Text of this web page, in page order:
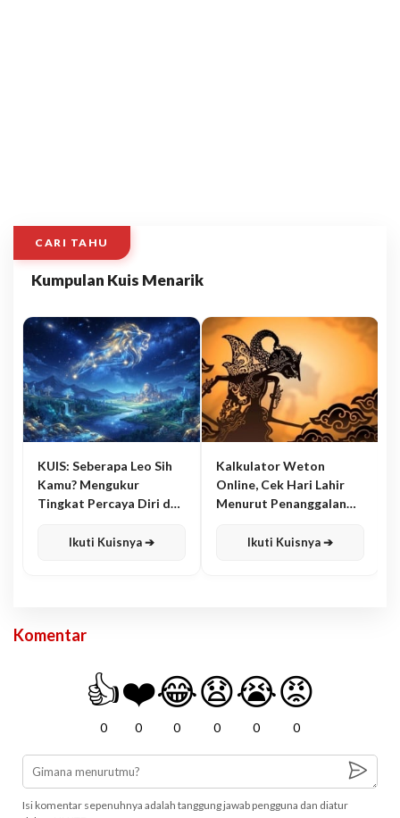
CARI TAHU
Kumpulan Kuis Menarik
KUIS: Seberapa Leo Sih
Kamu? Mengukur
Tingkat Percaya Diri dan
Ikuti Kuisnya ➔
Kalkulator Weton
Online, Cek Hari Lahir
Menurut Penanggalan
Ikuti Kuisnya ➔
Komentar
👍
0
❤️
0
😂
0
😧
0
😭
0
😡
0
Isi komentar sepenuhnya adalah tanggung jawab pengguna dan diatur